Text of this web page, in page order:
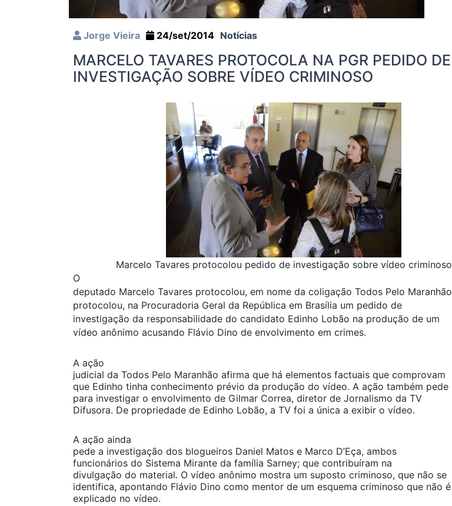
Jorge Vieira 24/set/2014 Notícias
MARCELO TAVARES PROTOCOLA NA PGR PEDIDO DE
INVESTIGAÇÃO SOBRE VÍDEO CRIMINOSO
Marcelo Tavares protocolou pedido de investigação sobre vídeo criminoso
O
deputado Marcelo Tavares protocolou, em nome da coligação Todos Pelo Maranhão
protocolou, na Procuradoria Geral da República em Brasília um pedido de
investigação da responsabilidade do candidato Edinho Lobão na produção de um
vídeo anônimo acusando Flávio Dino de envolvimento em crimes.
A ação
judicial da Todos Pelo Maranhão afirma que há elementos factuais que comprovam
que Edinho tinha conhecimento prévio da produção do vídeo. A ação também pede
para investigar o envolvimento de Gilmar Correa, diretor de Jornalismo da TV
Difusora. De propriedade de Edinho Lobão, a TV foi a única a exibir o vídeo.
A ação ainda
pede a investigação dos blogueiros Daniel Matos e Marco D’Eça, ambos
funcionários do Sistema Mirante da família Sarney; que contribuíram na
divulgação do material. O vídeo anônimo mostra um suposto criminoso, que não se
identifica, apontando Flávio Dino como mentor de um esquema criminoso que não é
explicado no vídeo.